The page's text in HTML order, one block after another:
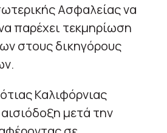
Ασφαλείας να
παρέχει τεκμηρίωση
στους δικηγόρους
Καλιφόρνιας
μετά την